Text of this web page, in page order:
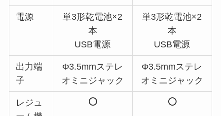
電源
単3形乾電池×2
本
USB電源
単3形乾電池×2
本
USB電源
出力端
子
Φ3.5mmステレ
オミニジャック
Φ3.5mmステレ
オミニジャック
レジュ